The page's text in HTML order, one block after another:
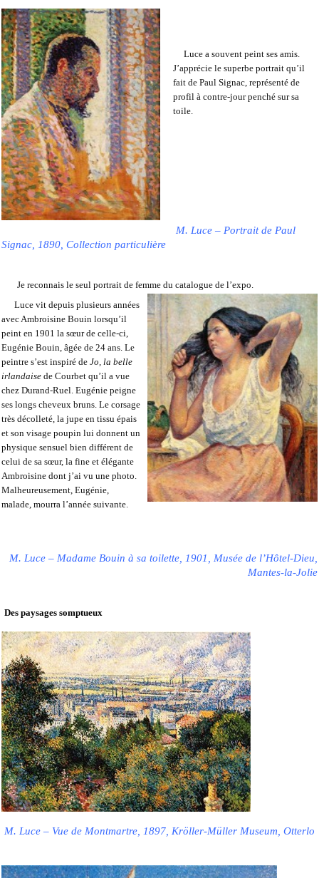
Luce a souvent peint ses amis.
J’apprécie le superbe portrait qu’il
fait de Paul Signac, représenté de
profil à contre-jour penché sur sa
toile.
M. Luce – Portrait de Paul
Signac, 1890, Collection particulière
Je reconnais le seul portrait de femme du catalogue de l’expo.
Luce vit depuis plusieurs années
avec Ambroisine Bouin lorsqu’il
peint en 1901 la sœur de celle-ci,
Eugénie Bouin, âgée de 24 ans. Le
peintre s’est inspiré de Jo, la belle
irlandaise de Courbet qu’il a vue
chez Durand-Ruel. Eugénie peigne
ses longs cheveux bruns. Le corsage
très décolleté, la jupe en tissu épais
et son visage poupin lui donnent un
physique sensuel bien différent de
celui de sa sœur, la fine et élégante
Ambroisine dont j’ai vu une photo.
Malheureusement, Eugénie,
malade, mourra l’année suivante.
M. Luce – Madame Bouin à sa toilette, 1901, Musée de l’Hôtel-Dieu,
Mantes-la-Jolie
Des paysages somptueux
M. Luce – Vue de Montmartre, 1897, Kröller-Müller Museum, Otterlo